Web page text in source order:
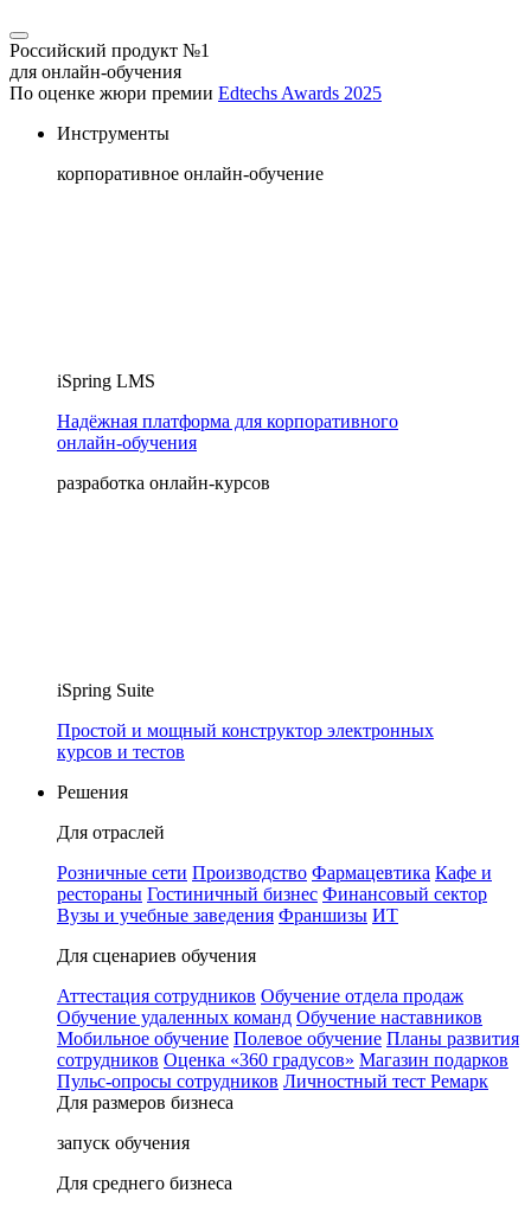
Российский продукт №1
для онлайн-обучения
По оценке жюри премии Edtechs Awards 2025
Инструменты
корпоративное онлайн-обучение
iSpring LMS
Надёжная платформа для корпоративного
онлайн‑обучения
разработка онлайн-курсов
iSpring Suite
Простой и мощный конструктор электронных
курсов и тестов
Решения
Для отраслей
Розничные сети Производство Фармацевтика Кафе и
рестораны Гостиничный бизнес Финансовый сектор
Вузы и учебные заведения Франшизы ИТ
Для сценариев обучения
Аттестация сотрудников Обучение отдела продаж
Обучение удаленных команд Обучение наставников
Мобильное обучение Полевое обучение Планы развития
сотрудников Оценка «360 градусов» Магазин подарков
Пульс-опросы сотрудников Личностный тест Ремарк
Для размеров бизнеса
запуск обучения
Для среднего бизнеса